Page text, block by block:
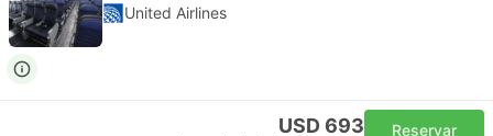
United Airlines
USD 693 Reservar